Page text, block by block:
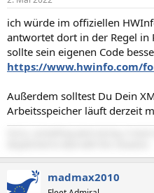
ich würde im offiziellen
antwortet dort in der Regel in
sollte sein eigenen Code
https://www.hwinfo.com/
Außerdem solltest Du Dein
Arbeitsspeicher läuft derzeit
madmax2010